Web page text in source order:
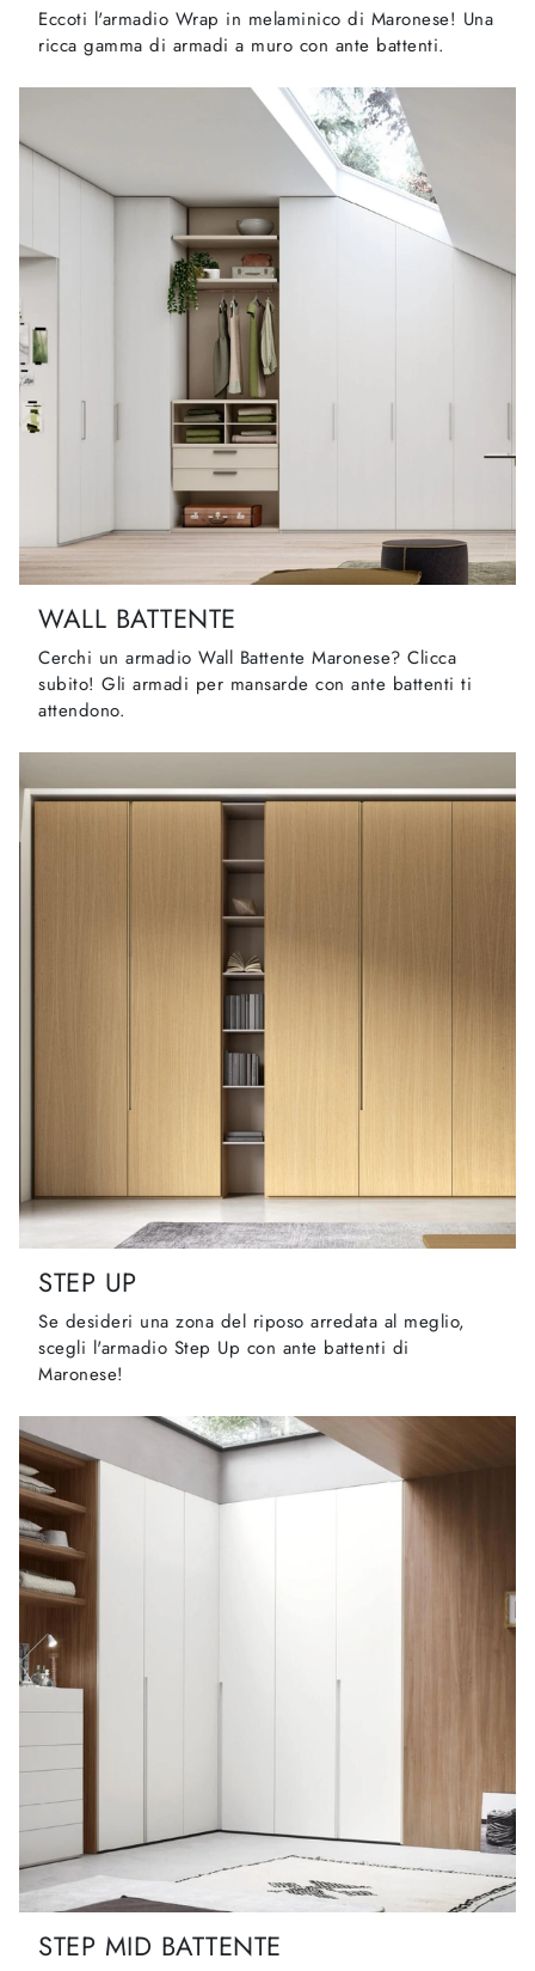
Eccoti l'armadio Wrap in melaminico di Maronese! Una
ricca gamma di armadi a muro con ante battenti.
WALL BATTENTE
Cerchi un armadio Wall Battente Maronese? Clicca
subito! Gli armadi per mansarde con ante battenti ti
attendono.
STEP UP
Se desideri una zona del riposo arredata al meglio,
scegli l'armadio Step Up con ante battenti di
Maronese!
STEP MID BATTENTE